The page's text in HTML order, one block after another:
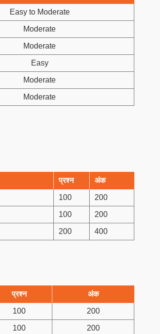
Easy to Moderate
Moderate
Moderate
Easy
Moderate
Moderate
प्रश्न अंक
100 200
100 200
200 400
प्रश्न अंक
100 200
100 200